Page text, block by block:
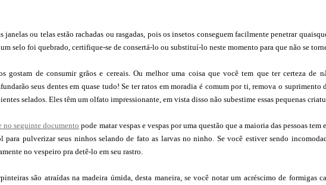
janelas ou telas estão rachadas ou rasgadas, pois os insetos conseguem facilmente penetrar
selo foi quebrado, certifique-se de consertá-lo ou substituí-lo neste momento para que não se
gostam de consumir grãos e cereais. Ou melhor uma coisa que você tem que ter certeza de
seus dentes em quase tudo! Se ter ratos em moradia é comum por ti, remova o suprimento
selados. Eles têm um olfato impressionante, em vista disso não subestime essas pequenas
no seguinte documento pode matar vespas e vespas por uma questão que a maioria das pessoas
para pulverizar seus ninhos selando de fato as larvas no ninho. Se você estiver sendo
no vespeiro pra detê-lo em seu rastro.
são atraídas na madeira úmida, desta maneira, se você notar um acréscimo de formigas